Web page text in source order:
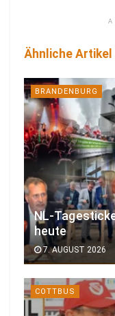
Ähnliche Artikel
BRANDENBURG
NL-
heute
7. AUGUST 2026
COTTBUS